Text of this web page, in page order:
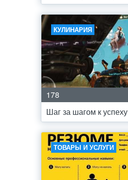
КУЛИНАРИЯ
178
Шаг за шагом к успеху
ТОВАРЫ И УСЛУГИ